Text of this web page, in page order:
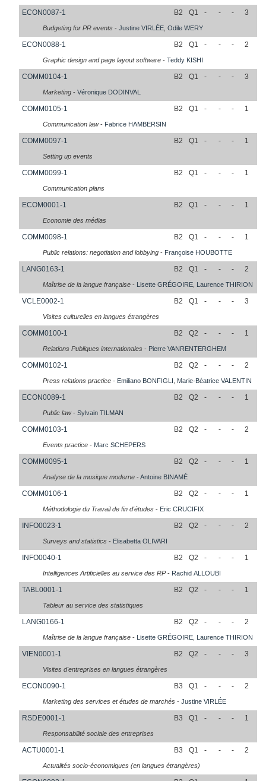
ECON0087-1 B2 Q1 - - - 3
Budgeting for PR events - Justine VIRLÉE Odile WERY
ECON0088-1 B2 Q1 - - - 2
Graphic design and page layout software - Teddy KISHI
COMM0104-1 B2 Q1 - - - 3
Marketing - Véronique DODINVAL
COMM0105-1 B2 Q1 - - - 1
Communication law- Fabrice HAMBERSIN
COMM0097-1 B2 Q1 - - - 1
Setting up events
COMM0099-1 B2 Q1 - - - 1
Communication plans
ECOM0001-1 B2 Q1 - - - 1
Economie des médias
COMM0098-1 B2 Q1 - - - 1
Public relations: negotiation and lobbying - Françoise HOUBOTTE
LANG0163-1 B2 Q1 - - - 2
Maîtrise de la langue française - Lisette GRÉGOIRE Laurence THIRION
VCLE0002-1 B2 Q1 - - - 3
Visites culturelles en langues étrangères
COMM0100-1 B2 Q2 - - - 1
Relations Publiques internationales - Pierre VANRENTERGHEM
COMM0102-1 B2 Q2 - - - 2
Press relations practice - Emiliano BONFIGLI Marie-Béatrice VALENTIN
ECON0089-1 B2 Q2 - - - 1
Public law- Sylvain TILMAN
COMM0103-1 B2 Q2 - - - 2
Events practice - Marc SCHEPERS
COMM0095-1 B2 Q2 - - - 1
Analyse de la musique moderne - Antoine BINAMÉ
COMM0106-1 B2 Q2 - - - 1
Méthodologie du Travail de fin d'études - Eric CRUCIFIX
INFO0023-1 B2 Q2 - - - 2
Surveys and statistics - Elisabetta OLIVARI
INFO0040-1 B2 Q2 - - - 1
Intelligences Artificielles au service des RP- Rachid ALLOUBI
TABL0001-1 B2 Q2 - - - 1
Tableur au service des statistiques
LANG0166-1 B2 Q2 - - - 2
Maîtrise de la langue française - Lisette GRÉGOIRE Laurence THIRION
VIEN0001-1 B2 Q2 - - - 3
Visites d'entreprises en langues étrangères
ECON0090-1 B3 Q1 - - - 2
Marketing des services et études de marchés - Justine VIRLÉE
RSDE0001-1 B3 Q1 - - - 1
Responsabilité sociale des entreprises
ACTU0001-1 B3 Q1 - - - 2
Actualités socio-économiques (en langues étrangères)